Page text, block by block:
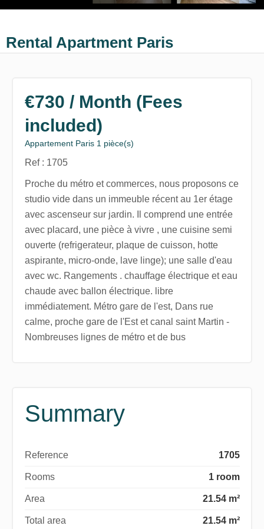
Rental Apartment Paris
€730 / Month (Fees
included)
Appartement Paris 1 pièce(s)
Ref : 1705
Proche du métro et commerces, nous proposons ce
studio vide dans un immeuble récent au 1er étage
avec ascenseur sur jardin. Il comprend une entrée
avec placard, une pièce à vivre , une cuisine semi
ouverte (refrigerateur, plaque de cuisson, hotte
aspirante, micro-onde, lave linge); une salle d'eau
avec wc. Rangements . chauffage électrique et eau
chaude avec ballon électrique. libre
immédiatement. Métro gare de l'est, Dans rue
calme, proche gare de l'Est et canal saint Martin -
Nombreuses lignes de métro et de bus
Summary
Reference 1705
Rooms 1 room
Area 21.54 m²
Total area 21.54 m²